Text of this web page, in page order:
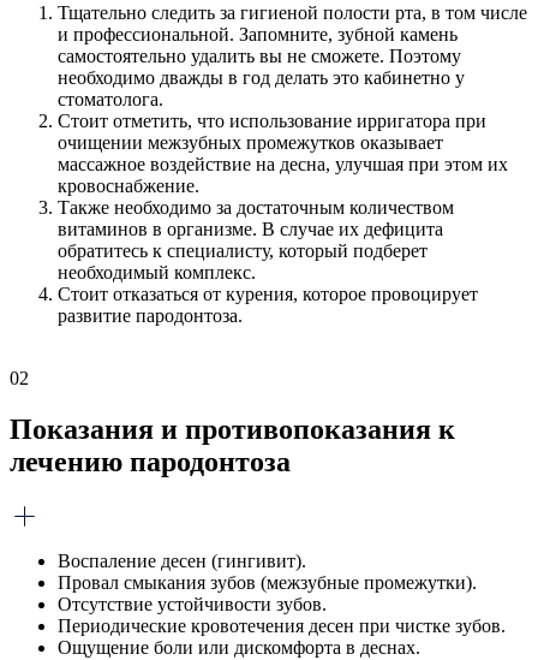
Тщательно следить за гигиеной полости рта, в том числе
и профессиональной. Запомните, зубной камень
самостоятельно удалить вы не сможете. Поэтому
необходимо дважды в год делать это кабинетно у
стоматолога.
Стоит отметить, что использование ирригатора при
очищении межзубных промежутков оказывает
массажное воздействие на десна, улучшая при этом их
кровоснабжение.
Также необходимо за достаточным количеством
витаминов в организме. В случае их дефицита
обратитесь к специалисту, который подберет
необходимый комплекс.
Стоит отказаться от курения, которое провоцирует
развитие пародонтоза.
02
Показания и противопоказания к
лечению пародонтоза
Воспаление десен (гингивит).
Провал смыкания зубов (межзубные промежутки).
Отсутствие устойчивости зубов.
Периодические кровотечения десен при чистке зубов.
Ощущение боли или дискомфорта в деснах.